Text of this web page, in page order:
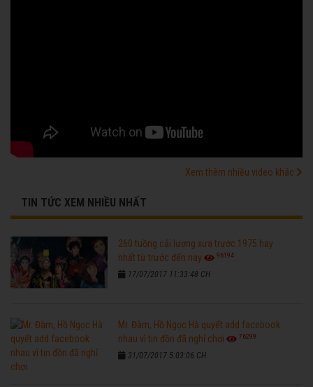
Xem thêm nhiều video khác
TIN TỨC XEM NHIỀU NHẤT
260 tuồng cải lương xưa trước 1975 hay
nhất từ trước đến nay
96194
17/07/2017 11:33:48 CH
Mr. Đàm, Hồ Ngọc Hà quyết add facebook
nhau vì tin đồn đã nghỉ chơi
76299
31/07/2017 5:03:06 CH